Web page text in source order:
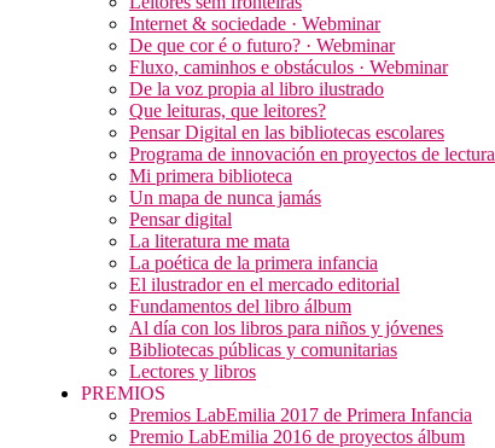
Internet & sociedade · Webminar
De que cor é o futuro? · Webminar
Fluxo, caminhos e obstáculos · Webminar
De la voz propia al libro ilustrado
Que leituras, que leitores?
Pensar Digital en las bibliotecas escolares
Programa de innovación en proyectos de lectura
Mi primera biblioteca
Un mapa de nunca jamás
Pensar digital
La literatura me mata
La poética de la primera infancia
El ilustrador en el mercado editorial
Fundamentos del libro álbum
Al día con los libros para niños y jóvenes
Bibliotecas públicas y comunitarias
Lectores y libros
PREMIOS
Premios LabEmilia 2017 de Primera Infancia
Premio LabEmilia 2016 de proyectos álbum